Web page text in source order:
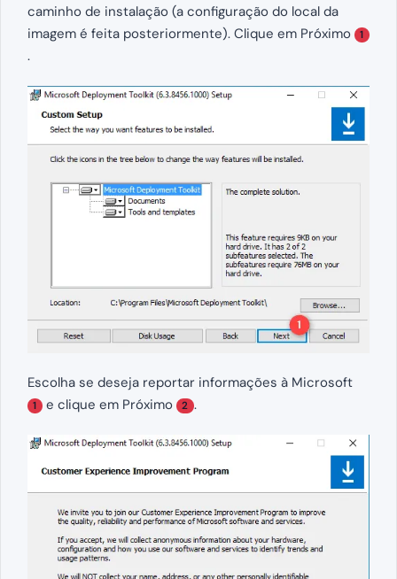
caminho de instalação (a configuração do local da
imagem é feita posteriormente). Clique em Próximo
1
.
Escolha se deseja reportar informações à Microsoft
1 e clique em Próximo 2 .